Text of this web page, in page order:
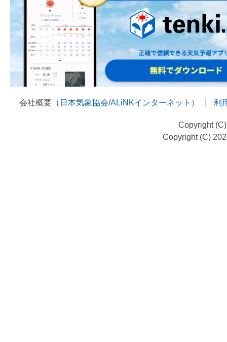
会社概要（ 日本気象協会/ALiNKインターネット ） 利
Copyright
Copyright (C)